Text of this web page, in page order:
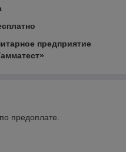
предприятие
предоплате.